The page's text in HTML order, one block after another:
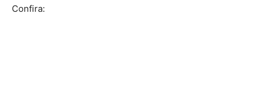
Confira: